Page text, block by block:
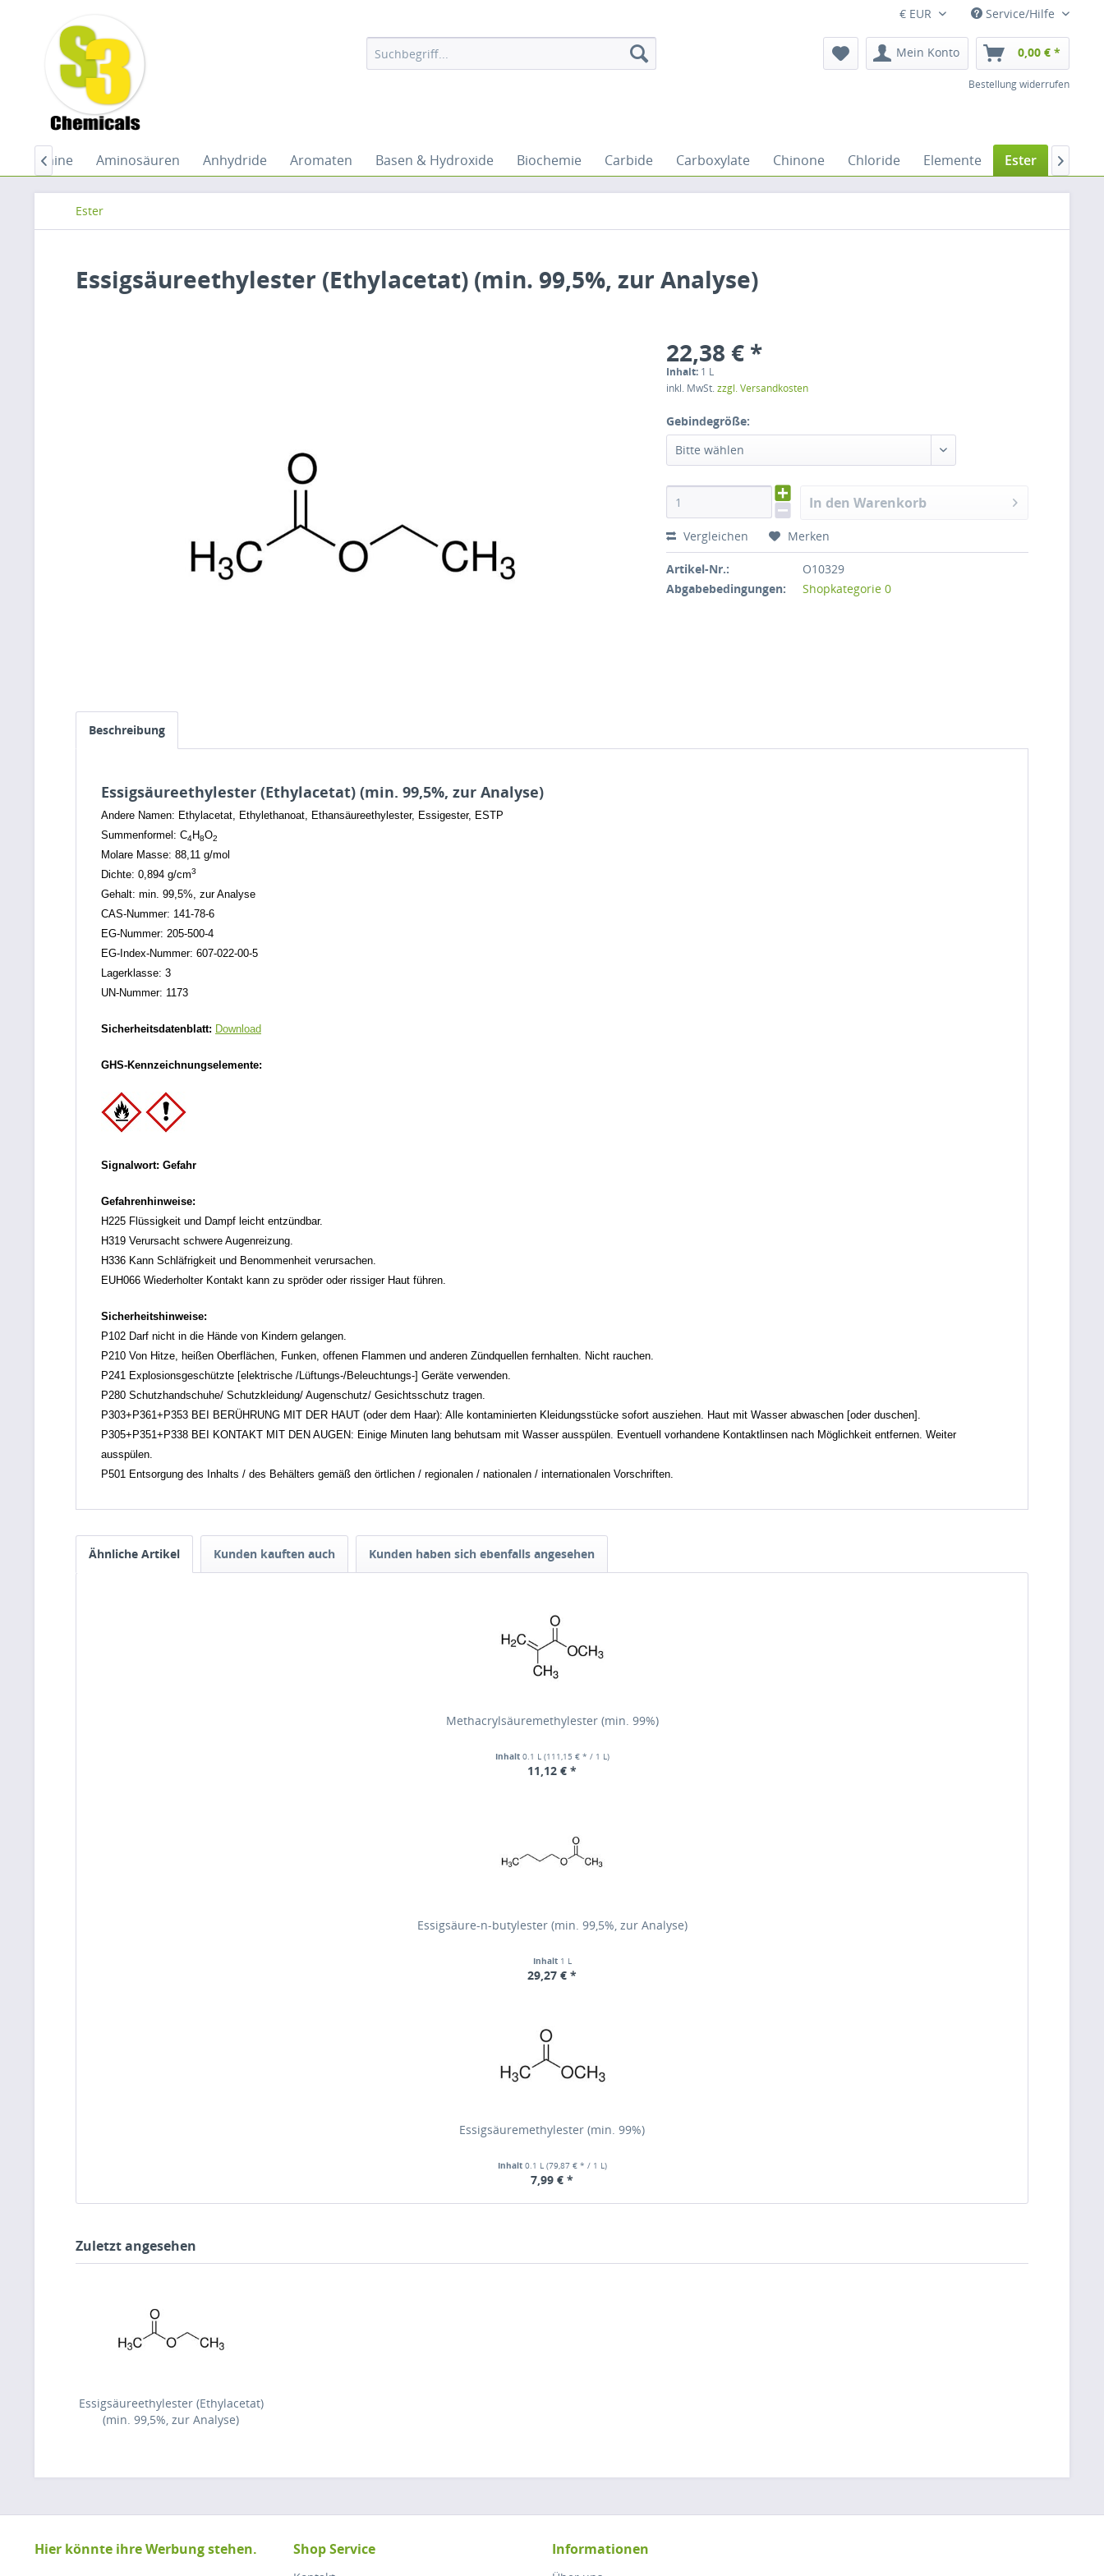
€ EUR Service/Hilfe
Mein Konto 0,00 € *
Bestellung widerrufen
Amine Aminosäuren Anhydride Aromaten Basen & Hydroxide Biochemie Carbide Carboxylate Chinone Chloride Elemente Ester Ether
 
Ester
Essigsäureethylester (Ethylacetat) (min. 99,5%, zur Analyse)
22,38 € *
Inhalt: 1 L
inkl. MwSt.zzgl. Versandkosten
Gebindegröße:
Bitte wählen
In den Warenkorb
Vergleichen Merken
Artikel-Nr.:
O10329
Abgabebedingungen:
Shopkategorie 0
Beschreibung
Essigsäureethylester (Ethylacetat) (min. 99,5%, zur Analyse)
Andere Namen: Ethylacetat, Ethylethanoat, Ethansäureethylester, Essigester, ESTP
Summenformel: C4H8O2
Molare Masse: 88,11 g/mol
Dichte: 0,894 g/cm3
Gehalt: min. 99,5%, zur Analyse
CAS-Nummer: 141-78-6
EG-Nummer: 205-500-4
EG-Index-Nummer: 607-022-00-5
Lagerklasse: 3
UN-Nummer: 1173
Sicherheitsdatenblatt: Download
GHS-Kennzeichnungselemente:
Signalwort: Gefahr
Gefahrenhinweise:
H225 Flüssigkeit und Dampf leicht entzündbar.
H319 Verursacht schwere Augenreizung.
H336 Kann Schläfrigkeit und Benommenheit verursachen.
EUH066 Wiederholter Kontakt kann zu spröder oder rissiger Haut führen.
Sicherheitshinweise:
P102 Darf nicht in die Hände von Kindern gelangen.
P210 Von Hitze, heißen Oberflächen, Funken, offenen Flammen und anderen Zündquellen fernhalten. Nicht rauchen.
P241 Explosionsgeschützte [elektrische /Lüftungs-/Beleuchtungs-] Geräte verwenden.
P280 Schutzhandschuhe/ Schutzkleidung/ Augenschutz/ Gesichtsschutz tragen.
P303+P361+P353 BEI BERÜHRUNG MIT DER HAUT (oder dem Haar): Alle kontaminierten Kleidungsstücke sofort ausziehen. Haut mit Wasser abwaschen [oder duschen].
P305+P351+P338 BEI KONTAKT MIT DEN AUGEN: Einige Minuten lang behutsam mit Wasser ausspülen. Eventuell vorhandene Kontaktlinsen nach Möglichkeit entfernen. Weiter
ausspülen.
P501 Entsorgung des Inhalts / des Behälters gemäß den örtlichen / regionalen / nationalen / internationalen Vorschriften.
Ähnliche Artikel Kunden kauften auch Kunden haben sich ebenfalls angesehen
Methacrylsäuremethylester (min. 99%)
Inhalt 0.1 L (111,15 € * / 1 L)
11,12 € *
Essigsäure-n-butylester (min. 99,5%, zur Analyse)
Inhalt 1 L
29,27 € *
Essigsäuremethylester (min. 99%)
Inhalt 0.1 L (79,87 € * / 1 L)
7,99 € *
Zuletzt angesehen
Essigsäureethylester (Ethylacetat)
(min. 99,5%, zur Analyse)
Hier könnte ihre Werbung stehen. Shop Service Informationen